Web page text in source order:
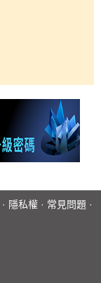
· 隱私權 · 常見問題 ·